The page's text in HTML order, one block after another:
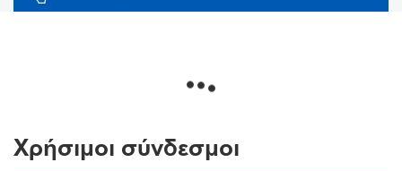
Χρήσιμοι σύνδεσμοι